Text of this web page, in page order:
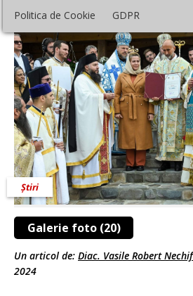
Politica de Cookie GDPR
Galerie foto (20)
Știri
Un articol de: Diac. Vasile Robert
2024